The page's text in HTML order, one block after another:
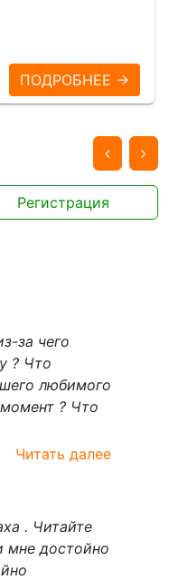
ПОДРОБНЕЕ →
Регистрация
за чего
? Что
любимого
? Что
Читать далее
. Читайте
мне достойно